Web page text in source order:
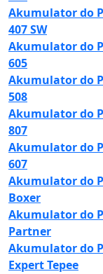
Akumulator do
407 SW
Akumulator do
605
Akumulator do
508
Akumulator do
807
Akumulator do
607
Akumulator do
Boxer
Akumulator do
Partner
Akumulator do
Expert Tepee